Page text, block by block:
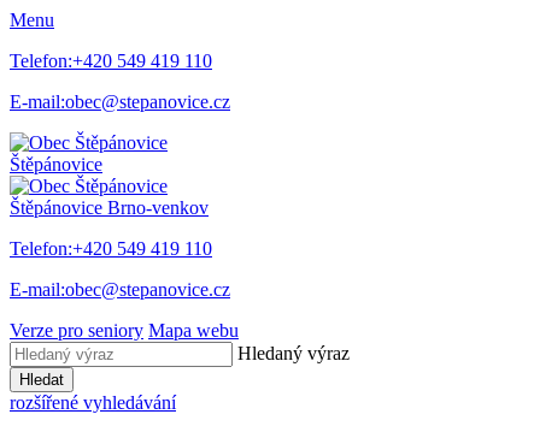
Menu
Telefon:+420 549 419 110
E-mail:obec@stepanovice.cz
Štěpánovice
Štěpánovice Brno-venkov
Telefon:+420 549 419 110
E-mail:obec@stepanovice.cz
Verze pro seniory Mapa webu
Hledaný výraz
Hledat
rozšířené vyhledávání